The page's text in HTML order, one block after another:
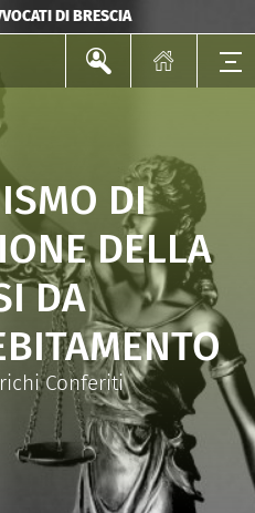
DI BRESCIA
DI
DELLA
DA
Conferiti